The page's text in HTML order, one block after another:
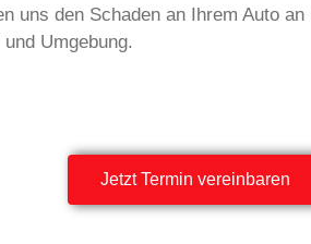
uns den Schaden an Ihrem Auto
Umgebung.
Jetzt Termin vereinbaren